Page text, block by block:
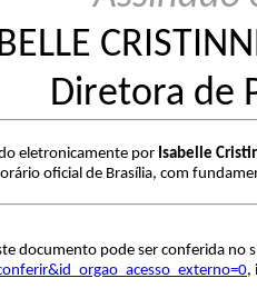
Diretora de
eletronicamente por Isabelle
oficial de Brasília, com
documento pode ser conferida no
,